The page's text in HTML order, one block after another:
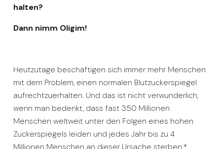
halten?
Dann nimm Oligim!
Heutzutage beschäftigen sich immer mehr Menschen
mit dem Problem, einen normalen Blutzuckerspiegel
aufrechtzuerhalten. Und das ist nicht verwunderlich,
wenn man bedenkt, dass fast 350 Millionen
Menschen weltweit unter den Folgen eines hohen
Zuckerspiegels leiden und jedes Jahr bis zu 4
Millionen Menschen an dieser Ursache sterben.*